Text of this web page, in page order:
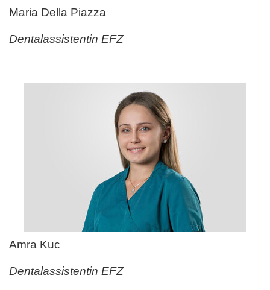
Maria Della Piazza
Dentalassistentin EFZ
Amra Kuc
Dentalassistentin EFZ